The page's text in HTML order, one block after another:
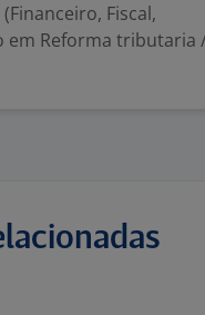
Fiscal,
em Reforma tributaria